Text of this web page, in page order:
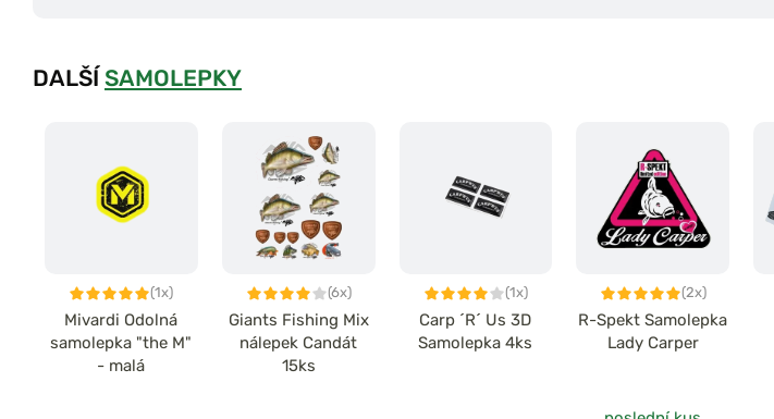
DALŠÍ SAMOLEPKY
(1x)
Mivardi Odolná
samolepka "the M"
- malá
(6x)
Giants Fishing Mix
nálepek Candát
15ks
(1x)
Carp ´R´ Us 3D
Samolepka 4ks
(2x)
R-Spekt Samolepka
Lady Carper